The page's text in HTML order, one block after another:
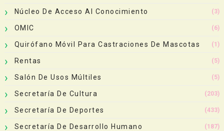
Núcleo De Acceso Al Conocimiento (3)
OMIC (6)
Quirófano Móvil Para Castraciones De Mascotas (1)
Rentas (5)
Salón De Usos Múltiles (5)
Secretaría De Cultura (203)
Secretaría De Deportes (433)
Secretaría De Desarrollo Humano (187)